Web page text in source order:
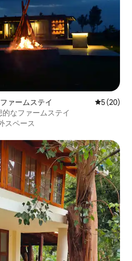
ァームステイ レビュー
5 (20)
なファームステイ
スペース